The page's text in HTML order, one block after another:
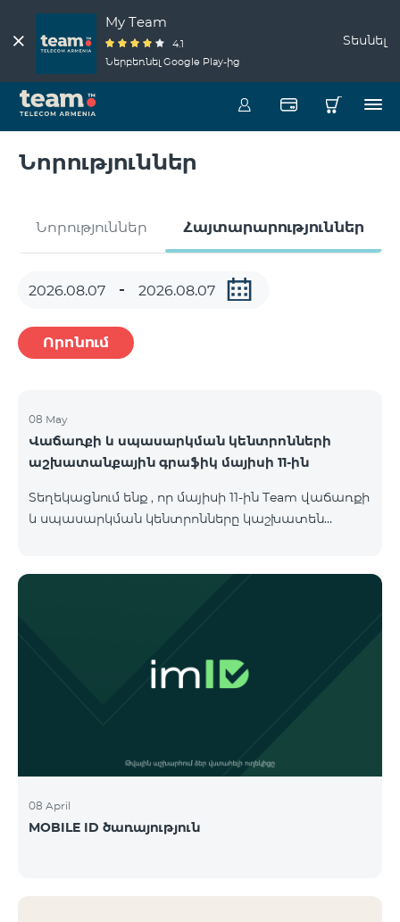
My Team
4.1
Ներբեռնել Google Play-ից
Տեսնել
Նորություններ
Նորություններ Հայտարարություններ
Որոնում
08 May
Վաճառքի և սպասարկման կենտրոնների
աշխատանքային գրաֆիկ մայիսի 11-ին
Տեղեկացնում ենք , որ մայիսի 11-ին Team վաճառքի
և սպասարկման կենտրոնները կաշխատեն
ՀԱԹ 09:00-20:00 09:00-17:00 Երևան Ազատություն
09:00-19:00 09:00-17:00 Երևան Կոմիտաս 1 09:00-
08 April
MOBILE ID ծառայություն